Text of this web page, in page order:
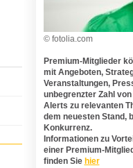
© fotolia.com
Premium-Mitglieder
mit Angeboten,
Veranstaltungen,
unbegrenzter Zahl
Alerts zu relevanten
dem neuesten Stand,
Konkurrenz.
Informationen zu
einer Premium-
finden Sie hier